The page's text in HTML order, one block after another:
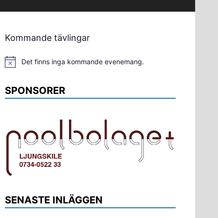
Kommande tävlingar
Notis Det finns inga kommande evenemang.
SPONSORER
SENASTE INLÄGGEN